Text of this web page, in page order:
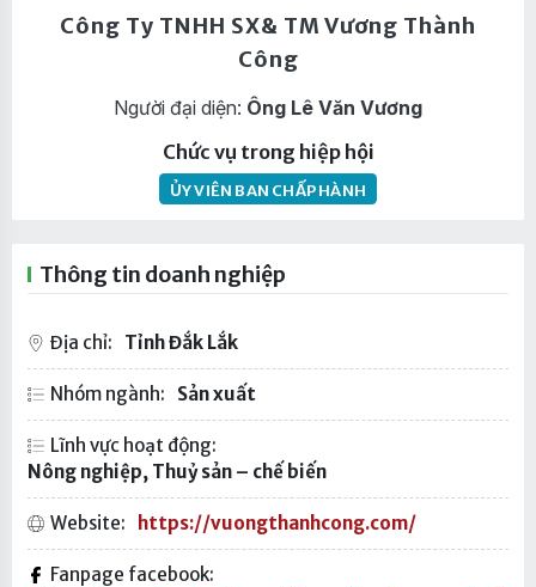
Công Ty TNHH SX& TM Vương Thành
Công
Người đại diện: Ông Lê Văn Vương
Chức vụ trong hiệp hội
ỦY VIÊN BAN CHẤP HÀNH
Thông tin doanh nghiệp
Địa chỉ: Tỉnh Đắk Lắk
Nhóm ngành: Sản xuất
Lĩnh vực hoạt động:
Nông nghiệp, Thuỷ sản – chế biến
Website: https://vuongthanhcong.com/
Fanpage facebook: